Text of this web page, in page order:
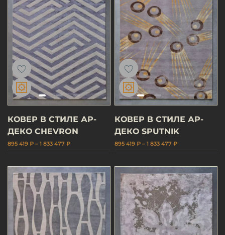
КОВЕР В СТИЛЕ АР-
ДЕКО CHEVRON
895 419 ₽ – 1 833 477 ₽
КОВЕР В СТИЛЕ АР-
ДЕКО SPUTNIK
895 419 ₽ – 1 833 477 ₽